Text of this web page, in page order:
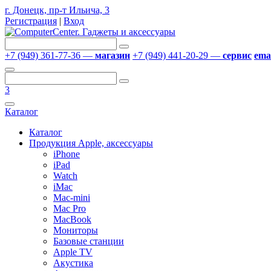
г. Донецк, пр-т Ильича, 3
Регистрация | Вход
+7 (949) 361-77-36 — магазин +7 (949) 441-20-29 — сервис
3
Каталог
Каталог
Продукция Apple, аксессуары
iPhone
iPad
Watch
iMac
Mac-mini
Mac Pro
MacBook
Мониторы
Базовые станции
Apple TV
Акустика